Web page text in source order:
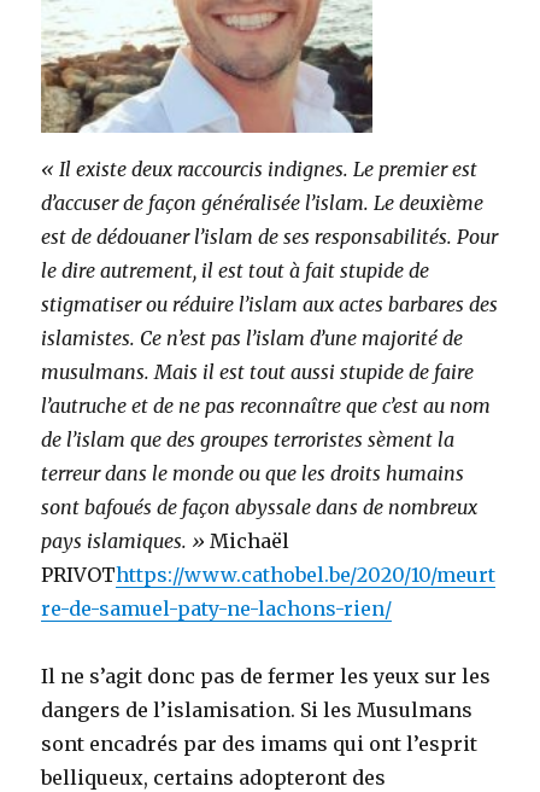
« Il existe deux raccourcis indignes. Le premier est
d’accuser de façon généralisée l’islam. Le deuxième
est de dédouaner l’islam de ses responsabilités. Pour
le dire autrement, il est tout à fait stupide de
stigmatiser ou réduire l’islam aux actes barbares des
islamistes. Ce n’est pas l’islam d’une majorité de
musulmans. Mais il est tout aussi stupide de faire
l’autruche et de ne pas reconnaître que c’est au nom
de l’islam que des groupes terroristes sèment la
terreur dans le monde ou que les droits humains
sont bafoués de façon abyssale dans de nombreux
pays islamiques. » Michaël
PRIVOThttps://www.cathobel.be/2020/10/meurt
re-de-samuel-paty-ne-lachons-rien/
Il ne s’agit donc pas de fermer les yeux sur les
dangers de l’islamisation. Si les Musulmans
sont encadrés par des imams qui ont l’esprit
belliqueux, certains adopteront des